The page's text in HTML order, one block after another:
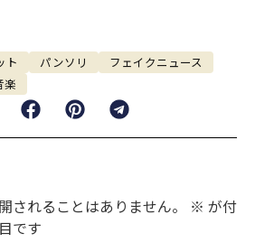
ト パンソリ
フェイクニュース
楽
されることはありません。 ※ が付
です